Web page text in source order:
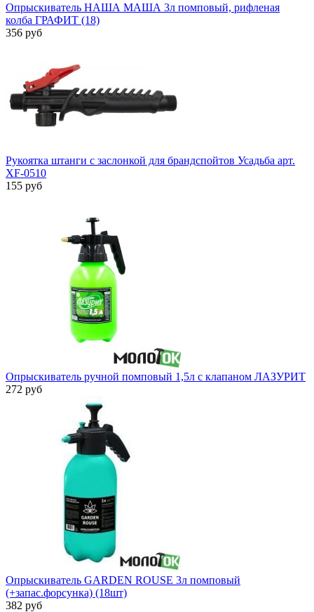
Опрыскиватель НАША МАША 3л помповый, рифленая
колба ГРАФИТ (18)
356 руб
Рукоятка штанги с заслонкой для брандспойтов Усадьба арт.
XF-0510
155 руб
Опрыскиватель ручной помповый 1,5л с клапаном ЛАЗУРИТ
272 руб
Опрыскиватель GARDEN ROUSE 3л помповый
(+запас.форсунка) (18шт)
382 руб